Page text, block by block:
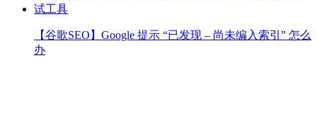
【谷歌SEO】Google 提示 “已发现 – 尚未编入索引” 怎么
办